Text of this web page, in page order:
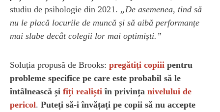
studiu de psihologie din 2021. „De asemenea, tind să
nu le placă locurile de muncă și să aibă performanțe
mai slabe decât colegii lor mai optimiști.”
Soluția propusă de Brooks: pregătiți copiii pentru
probleme specifice pe care este probabil să le
întâlnească și fiți realiști în privința nivelului de
pericol. Puteți să-i învățați pe copii să nu accepte